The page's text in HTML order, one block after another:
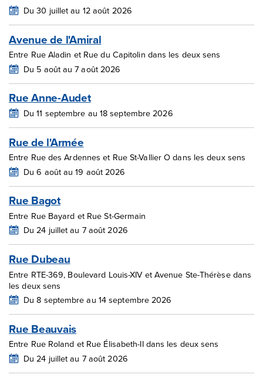
Du 30 juillet au 12 août 2026
Avenue de l'Amiral
Entre Rue Aladin et Rue du Capitolin dans les deux sens
Du 5 août au 7 août 2026
Rue Anne-Audet
Du 11 septembre au 18 septembre 2026
Rue de l'Armée
Entre Rue des Ardennes et Rue St-Vallier O dans les deux sens
Du 6 août au 19 août 2026
Rue Bagot
Entre Rue Bayard et Rue St-Germain
Du 24 juillet au 7 août 2026
Rue Dubeau
Entre RTE-369, Boulevard Louis-XIV et Avenue Ste-Thérèse dans
les deux sens
Du 8 septembre au 14 septembre 2026
Rue Beauvais
Entre Rue Roland et Rue Élisabeth-II dans les deux sens
Du 24 juillet au 7 août 2026